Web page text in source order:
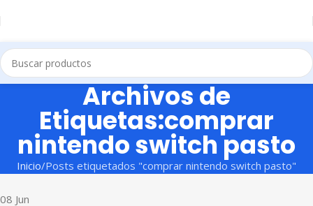
Archivos de
Etiquetas:comprar
nintendo switch pasto
Inicio Posts etiquetados "comprar nintendo switch pasto"
08 Jun